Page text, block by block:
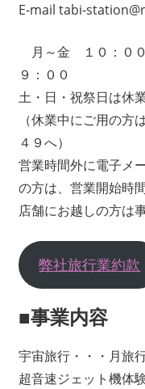
E-mail tabi-
月～金 １０：０
９：００
土・日・祝祭日は休業
（休業中にご用の方
４９へ）
営業時間外に電子メ
の方は、営業開始時
店舗にお越しの方は
弊社旅行業約款
■事業内容
宇宙旅行・・・月旅
超音速ジェット機体